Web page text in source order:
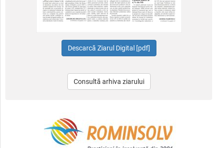
Consultă arhiva ziarului